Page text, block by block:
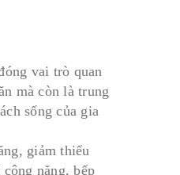
vai trò quan
mà còn là trung
sống của gia
giảm thiểu
năng, bếp